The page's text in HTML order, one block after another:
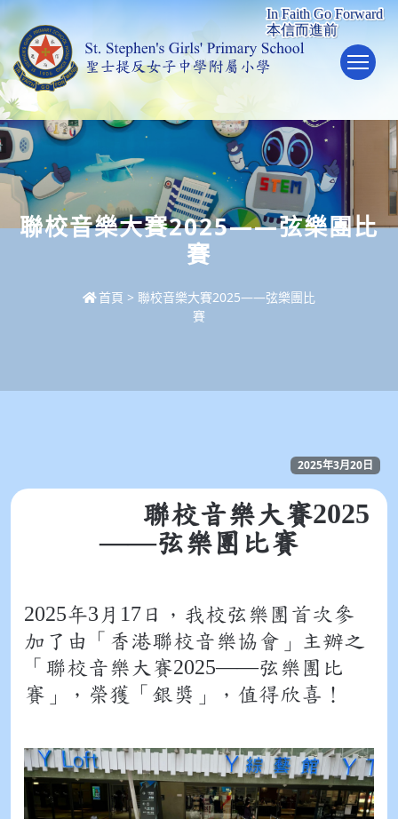
聯校音樂大賽2025——弦樂團比
賽
首頁 > 聯校音樂大賽2025——弦樂團比
賽
2025年3月20日
聯校音樂大賽2025
——弦樂團比賽
2025年3 月 17 日，我校弦樂團首次參
加了由「香港聯校音樂協會」主辦之
「聯校音樂大賽2025——弦樂團比
賽」，榮獲「銀獎」，值得欣喜！